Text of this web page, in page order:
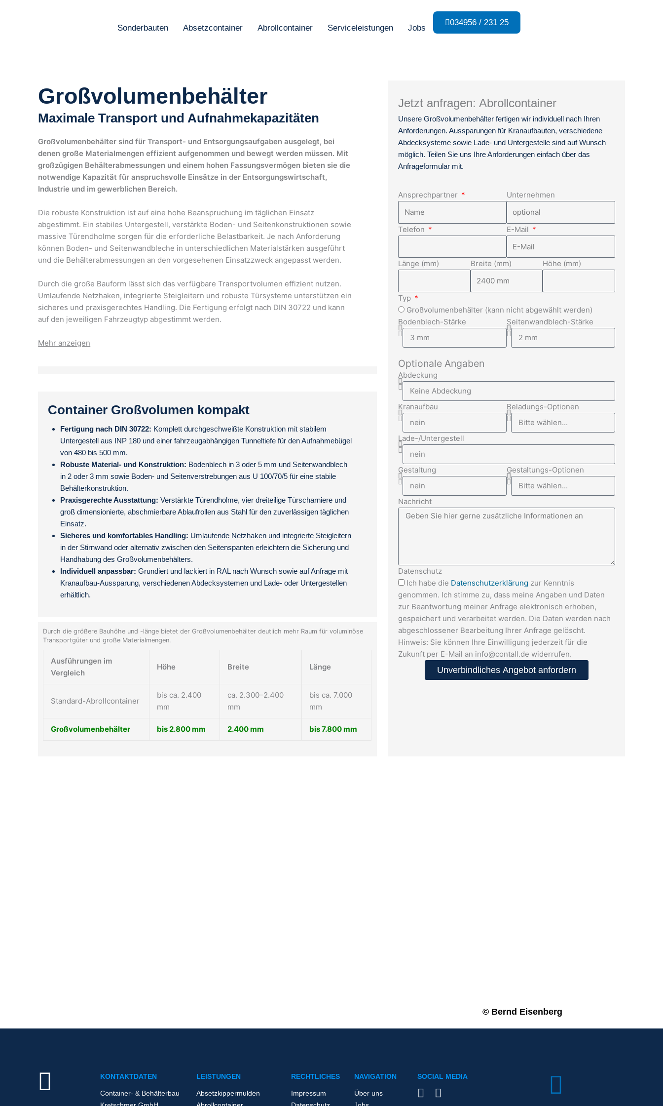
Sonderbauten Absetzcontainer Abrollcontainer Serviceleistungen Jobs
034956 / 231 25
Großvolumenbehälter
Maximale Transport und Aufnahmekapazitäten
Großvolumenbehälter sind für Transport- und Entsorgungsaufgaben ausgelegt, bei
denen große Materialmengen effizient aufgenommen und bewegt werden müssen. Mit
großzügigen Behälterabmessungen und einem hohen Fassungsvermögen bieten sie die
notwendige Kapazität für anspruchsvolle Einsätze in der Entsorgungswirtschaft,
Industrie und im gewerblichen Bereich.
Die robuste Konstruktion ist auf eine hohe Beanspruchung im täglichen Einsatz
abgestimmt. Ein stabiles Untergestell, verstärkte Boden- und Seitenkonstruktionen sowie
massive Türendholme sorgen für die erforderliche Belastbarkeit. Je nach Anforderung
können Boden- und Seitenwandbleche in unterschiedlichen Materialstärken ausgeführt
und die Behälterabmessungen an den vorgesehenen Einsatzzweck angepasst werden.
Durch die große Bauform lässt sich das verfügbare Transportvolumen effizient nutzen.
Umlaufende Netzhaken, integrierte Steigleitern und robuste Türsysteme unterstützen ein
sicheres und praxisgerechtes Handling. Die Fertigung erfolgt nach DIN 30722 und kann
auf den jeweiligen Fahrzeugtyp abgestimmt werden.
Container Großvolumen kompakt
Fertigung nach DIN 30722: Komplett durchgeschweißte Konstruktion mit stabilem
Untergestell aus INP 180 und einer fahrzeugabhängigen Tunneltiefe für den Aufnahmebügel
von 480 bis 500 mm.
Robuste Material- und Konstruktion: Bodenblech in 3 oder 5 mm und Seitenwandblech
in 2 oder 3 mm sowie Boden- und Seitenverstrebungen aus U 100/70/5 für eine stabile
Behälterkonstruktion.
Praxisgerechte Ausstattung: Verstärkte Türendholme, vier dreiteilige Türscharniere und
groß dimensionierte, abschmierbare Ablaufrollen aus Stahl für den zuverlässigen täglichen
Einsatz.
Sicheres und komfortables Handling: Umlaufende Netzhaken und integrierte Steigleitern
in der Stirnwand oder alternativ zwischen den Seitenspanten erleichtern die Sicherung und
Handhabung des Großvolumenbehälters.
Individuell anpassbar: Grundiert und lackiert in RAL nach Wunsch sowie auf Anfrage mit
Kranaufbau-Aussparung, verschiedenen Abdecksystemen und Lade- oder Untergestellen
erhältlich.
Durch die größere Bauhöhe und -länge bietet der Großvolumenbehälter deutlich mehr Raum für voluminöse
Transportgüter und große Materialmengen.
Ausführungen im
Vergleich
Höhe Breite Länge
Standard-Abrollcontainer
bis ca. 2.400
mm
ca. 2.300–2.400
mm
bis ca. 7.000
mm
Großvolumenbehälter bis 2.800 mm 2.400 mm bis 7.800 mm
Jetzt anfragen: Abrollcontainer
Unsere Großvolumenbehälter fertigen wir individuell nach Ihren
Anforderungen. Aussparungen für Kranaufbauten, verschiedene
Abdecksysteme sowie Lade- und Untergestelle sind auf Wunsch
möglich. Teilen Sie uns Ihre Anforderungen einfach über das
Anfrageformular mit.
Ansprechpartner Unternehmen
Telefon E-Mail
Länge (mm) Breite (mm) Höhe (mm)
Typ
Großvolumenbehälter (kann nicht abgewählt werden)
Bodenblech-Stärke
Seitenwandblech-Stärke
Optionale Angaben
Abdeckung
Kranaufbau Beladungs-Optionen
Lade-/Untergestell
Gestaltung Gestaltungs-Optionen
Nachricht
Datenschutz
Ich habe die Datenschutzerklärung zur Kenntnis
genommen. Ich stimme zu, dass meine Angaben und Daten
zur Beantwortung meiner Anfrage elektronisch erhoben,
gespeichert und verarbeitet werden. Die Daten werden nach
abgeschlossener Bearbeitung Ihrer Anfrage gelöscht.
Hinweis: Sie können Ihre Einwilligung jederzeit für die
Zukunft per E-Mail an info@contall.de widerrufen.
Unverbindliches Angebot anfordern
© Bernd Eisenberg
KONTAKTDATEN
Container- & Behälterbau
LEISTUNGEN
Absetzkippermulden
RECHTLICHES
Impressum
NAVIGATION
Über uns
SOCIAL MEDIA